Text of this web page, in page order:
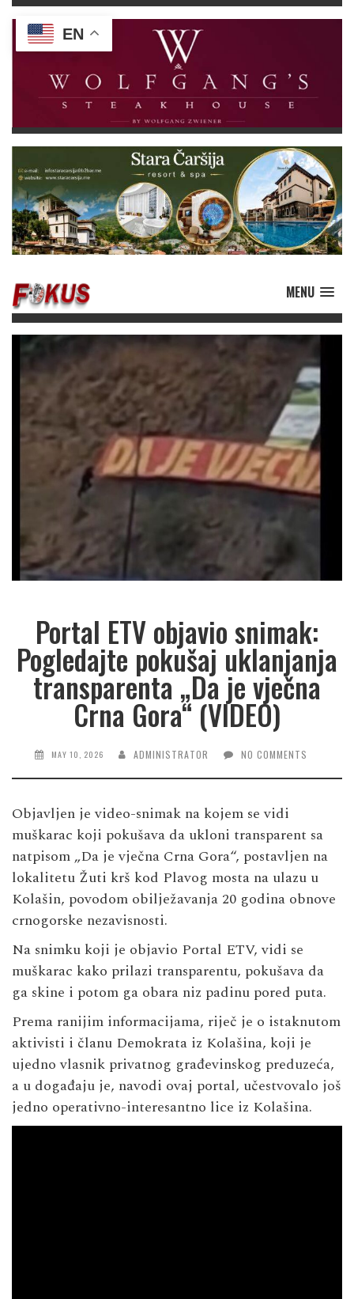
MENU
Portal ETV objavio snimak:
Pogledajte pokušaj uklanjanja
transparenta „Da je vječna
Crna Gora“ (VIDEO)
MAY 10, 2026 ADMINISTRATOR NO COMMENTS
Objavljen je video-snimak na kojem se vidi
muškarac koji pokušava da ukloni transparent sa
natpisom „Da je vječna Crna Gora“, postavljen na
lokalitetu Žuti krš kod Plavog mosta na ulazu u
Kolašin, povodom obilježavanja 20 godina obnove
crnogorske nezavisnosti.
Na snimku koji je objavio Portal ETV, vidi se
muškarac kako prilazi transparentu, pokušava da
ga skine i potom ga obara niz padinu pored puta.
Prema ranijim informacijama, riječ je o istaknutom
aktivisti i članu Demokrata iz Kolašina, koji je
ujedno vlasnik privatnog građevinskog preduzeća,
a u događaju je, navodi ovaj portal, učestvovalo još
jedno operativno-interesantno lice iz Kolašina.
EN